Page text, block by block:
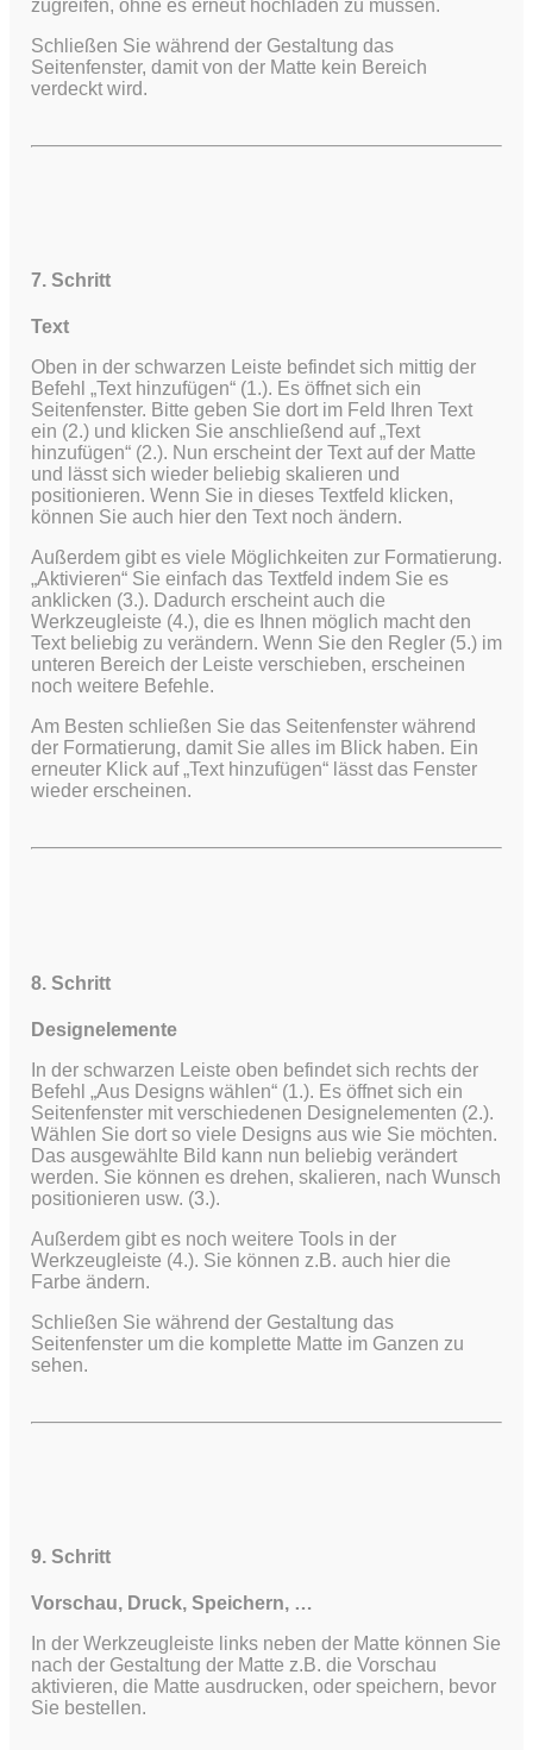
zugreifen, ohne es erneut hochladen zu müssen.
Schließen Sie während der Gestaltung das
Seitenfenster, damit von der Matte kein Bereich
verdeckt wird.
7. Schritt
Text
Oben in der schwarzen Leiste befindet sich mittig der
Befehl „Text hinzufügen“ (1.). Es öffnet sich ein
Seitenfenster. Bitte geben Sie dort im Feld Ihren Text
ein (2.) und klicken Sie anschließend auf „Text
hinzufügen“ (2.). Nun erscheint der Text auf der Matte
und lässt sich wieder beliebig skalieren und
positionieren. Wenn Sie in dieses Textfeld klicken,
können Sie auch hier den Text noch ändern.
Außerdem gibt es viele Möglichkeiten zur Formatierung.
„Aktivieren“ Sie einfach das Textfeld indem Sie es
anklicken (3.). Dadurch erscheint auch die
Werkzeugleiste (4.), die es Ihnen möglich macht den
Text beliebig zu verändern. Wenn Sie den Regler (5.) im
unteren Bereich der Leiste verschieben, erscheinen
noch weitere Befehle.
Am Besten schließen Sie das Seitenfenster während
der Formatierung, damit Sie alles im Blick haben. Ein
erneuter Klick auf „Text hinzufügen“ lässt das Fenster
wieder erscheinen.
8. Schritt
Designelemente
In der schwarzen Leiste oben befindet sich rechts der
Befehl „Aus Designs wählen“ (1.). Es öffnet sich ein
Seitenfenster mit verschiedenen Designelementen (2.).
Wählen Sie dort so viele Designs aus wie Sie möchten.
Das ausgewählte Bild kann nun beliebig verändert
werden. Sie können es drehen, skalieren, nach Wunsch
positionieren usw. (3.).
Außerdem gibt es noch weitere Tools in der
Werkzeugleiste (4.). Sie können z.B. auch hier die
Farbe ändern.
Schließen Sie während der Gestaltung das
Seitenfenster um die komplette Matte im Ganzen zu
sehen.
9. Schritt
Vorschau, Druck, Speichern, …
In der Werkzeugleiste links neben der Matte können Sie
nach der Gestaltung der Matte z.B. die Vorschau
aktivieren, die Matte ausdrucken, oder speichern, bevor
Sie bestellen.